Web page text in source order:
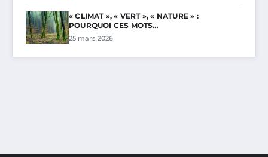
« CLIMAT », « VERT », « NATURE » :
POURQUOI CES MOTS…
25 mars 2026